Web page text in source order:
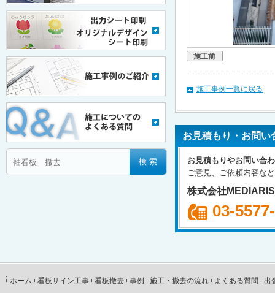
施工前
施工事例一覧に戻る
お見積もり・お問い
お見積もりやお問い合
ご意見、ご依頼内容な
株式会社
03-
ホーム 看板サイン工事 看板撤去 事例 施工・撤去の流れ よくある質問 出